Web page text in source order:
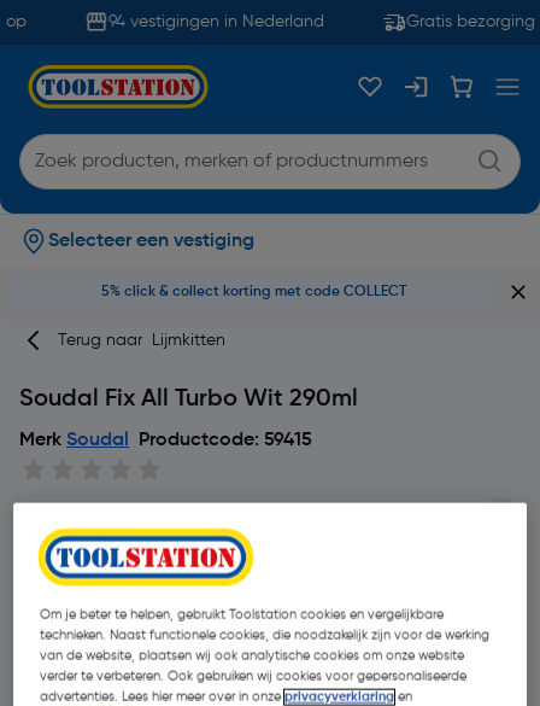
94 vestigingen in Nederland Gratis bezorging
Selecteer een vestiging
5% click & collect korting met code COLLECT
Terug naar Lijmkitten
Soudal Fix All Turbo Wit 290ml
Merk Soudal Productcode: 59415
Om je beter te helpen, gebruikt Toolstation cookies en vergelijkbare
technieken. Naast functionele cookies, die noodzakelijk zijn voor de werking
van de website, plaatsen wij ook analytische cookies om onze website
verder te verbeteren. Ook gebruiken wij cookies voor gepersonaliseerde
advertenties. Lees hier meer over in onzeprivacyverklaring en